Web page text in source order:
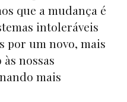
que a mudança é
intoleráveis
por um novo, mais
nossas
mais